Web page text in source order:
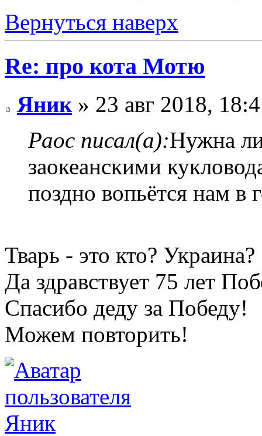
Вернуться наверх
Re: про кота Мотю
Яник » 23 авг 2018,
Раос писал(а):Нужна
заокеанскими
поздно вопьётся нам в
Тварь - это кто? Украина?
Да здравствует 75 лет
Спасибо деду за Победу!
Можем повторить!
Яник